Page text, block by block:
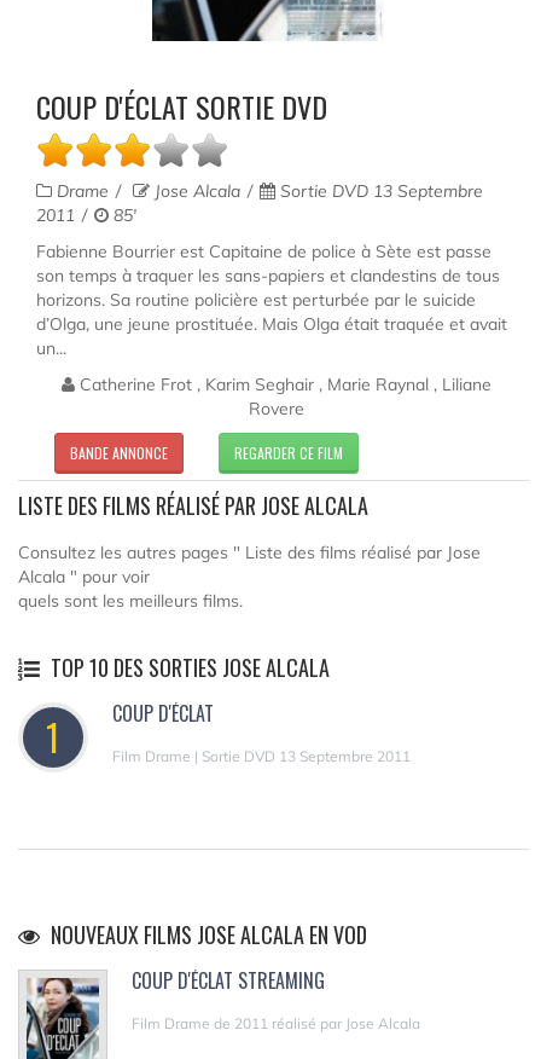
COUP D'ÉCLAT SORTIE DVD
Drame Jose Alcala
Sortie DVD 13 Septembre
2011
85'
Fabienne Bourrier est Capitaine de police à Sète est passe
son temps à traquer les sans-papiers et clandestins de tous
horizons. Sa routine policière est perturbée par le suicide
d’Olga, une jeune prostituée. Mais Olga était traquée et avait
un...
Catherine Frot , Karim Seghair , Marie Raynal , Liliane
Rovere
BANDE ANNONCE REGARDER CE FILM
LISTE DES FILMS RÉALISÉ PAR JOSE ALCALA
Consultez les autres pages " Liste des films réalisé par Jose
Alcala " pour voir
quels sont les meilleurs films.
TOP 10 DES SORTIES JOSE ALCALA
1 COUP D'ÉCLAT
Film Drame | Sortie DVD 13 Septembre 2011
NOUVEAUX FILMS JOSE ALCALA EN VOD
COUP D'ÉCLAT STREAMING
Film Drame de 2011 réalisé par Jose Alcala